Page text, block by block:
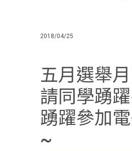
2018/04/25
五月選舉
請同學踴
踴躍參加
~